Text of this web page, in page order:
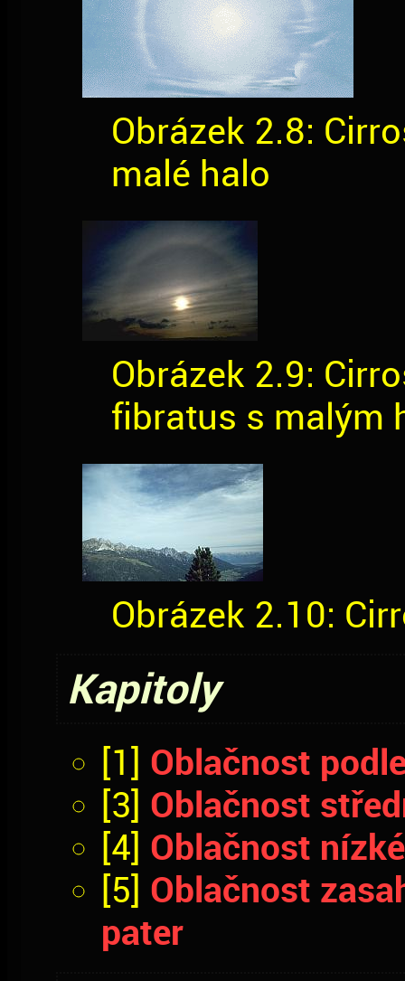
Obrázek 2.8:
malé halo
Obrázek 2.9:
fibratus s malým
Obrázek 2.10:
Kapitoly
[1] Oblačnost
[3] Oblačnost
[4] Oblačnost
[5] Oblačnost
pater